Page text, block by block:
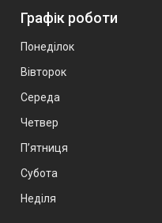
Графік роботи
Понеділок
Вівторок
Середа
Четвер
Пʼятниця
Субота
Неділя